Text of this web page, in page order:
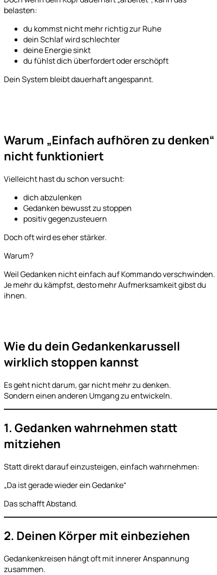
belasten:
du kommst nicht mehr richtig zur Ruhe
dein Schlaf wird schlechter
deine Energie sinkt
du fühlst dich überfordert oder erschöpft
Dein System bleibt dauerhaft angespannt.
Warum „Einfach aufhören zu denken“
nicht funktioniert
Vielleicht hast du schon versucht:
dich abzulenken
Gedanken bewusst zu stoppen
positiv gegenzusteuern
Doch oft wird es eher stärker.
Warum?
Weil Gedanken nicht einfach auf Kommando verschwinden.
Je mehr du kämpfst, desto mehr Aufmerksamkeit gibst du
ihnen.
Wie du dein Gedankenkarussell
wirklich stoppen kannst
Es geht nicht darum, gar nicht mehr zu denken.
Sondern einen anderen Umgang zu entwickeln.
1. Gedanken wahrnehmen statt
mitziehen
Statt direkt darauf einzusteigen, einfach wahrnehmen:
„Da ist gerade wieder ein Gedanke“
Das schafft Abstand.
2. Deinen Körper mit einbeziehen
Gedankenkreisen hängt oft mit innerer Anspannung
zusammen.